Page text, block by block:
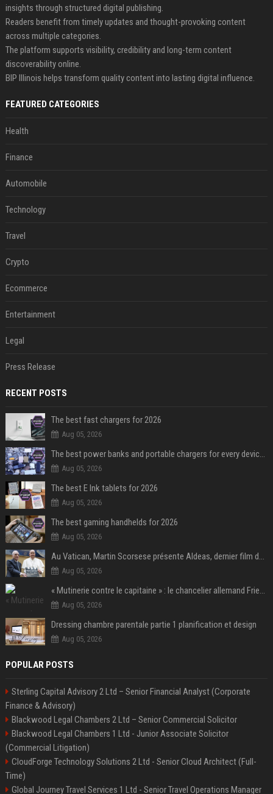
insights through structured digital publishing.
Readers benefit from timely updates and thought-provoking content
across multiple categories.
The platform supports visibility, credibility and long-term content
discoverability online.
BIP Illinois helps transform quality content into lasting digital influence.
FEATURED CATEGORIES
Health
Finance
Automobile
Technology
Travel
Crypto
Ecommerce
Entertainment
Legal
Press Release
RECENT POSTS
The best fast chargers for 2026
Aug 05, 2026
The best power banks and portable chargers for every device in 2026
Aug 05, 2026
The best E Ink tablets for 2026
Aug 05, 2026
The best gaming handhelds for 2026
Aug 05, 2026
Au Vatican, Martin Scorsese présente Aldeas, dernier film de François, un an après sa mort
Aug 05, 2026
« Mutinerie contre le capitaine » : le chancelier allemand Friedrich Merz fait face aux critiques dans son propre camp
Aug 05, 2026
Dressing chambre parentale partie 1 planification et design
Aug 05, 2026
POPULAR POSTS
Sterling Capital Advisory 2 Ltd – Senior Financial Analyst (Corporate
Finance & Advisory)
Blackwood Legal Chambers 2 Ltd – Senior Commercial Solicitor
Blackwood Legal Chambers 1 Ltd - Junior Associate Solicitor
(Commercial Litigation)
CloudForge Technology Solutions 2 Ltd - Senior Cloud Architect (Full-
Time)
Global Journey Travel Services 1 Ltd - Senior Travel Operations Manager